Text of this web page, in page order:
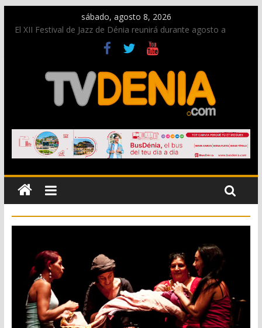
sábado, agosto 8, 2026
El XII Festival de Jazz de Dénia reunirá durante agosto a
figuras nacionales e internacionales en los Jardins de
Una nueva oportunidad para donar sangre en Cruz Roja
El bando moro protagonista en la Segunda Entraeta Festera
Paco Adsuar dona al Arxiu de Dénia más de 50.000 imágenes
La Entraeta Festera llena de ambiente la calle Marqués de
Campo con la recepción a la Capitanía Cristiana